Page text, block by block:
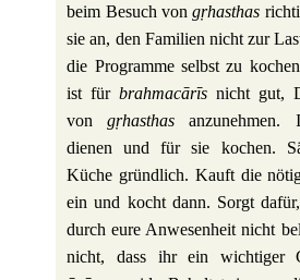
beim Besuch vongṛhasthas
sie an, den Fami­lien nicht zur
die Pro­gramme selbst zu
ist fürbrah­macārīs nicht gut,
vongṛhasthas anzu­nehmen.
dienen und für sie kochen.
Küche gründ­lich. Kauft die
ein und kocht dann. Sorgt
durch eure Anwe­sen­heit nicht
nicht, dass ihr ein wich­tiger